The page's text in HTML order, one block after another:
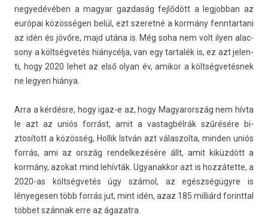
negyedévéb­en a magyar gaz­daság fejlődött a leg­jobban az
európai közösségen belül, ezt szeretné a kormány fenntar­tani
az idén és jövőre, majd utána is. Még soha nem volt ilyen al­ac­
sony a költségvetés hiánycélja, van egy tar­talék is, ez azt jelen­
ti, hogy 2020 lehet az első olyan év, amikor a költségvetésnek
ne legy­en hiánya.
Arra a kérdésre, hogy igaz-e az, hogy Magyarország nem hívta
le azt az uniós forrást, amit a vas­tagbél­rák szűrésére bi­
ztosított a közösség, Hol­lik István azt válas­zolta, mind­en uniós
forrás, ami az ország re­ndel­kezésére állt, amit kiküzdött a
kormány, azokat mind lehívták. Ugyanak­kor azt is hozzátette, a
2020-as költségvetés úgy számol, az egészségügyre is
lényeges­en több forrás jut, mint idén, azaz 185 milliárd forintt­al
többet szánnak erre az ágazat­ra.